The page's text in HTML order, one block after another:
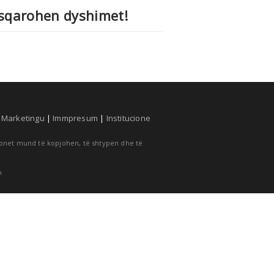
dyshimet!
Marketingu | Immpresum | Institucione
mund të kopjohen, të shtypen dhe të